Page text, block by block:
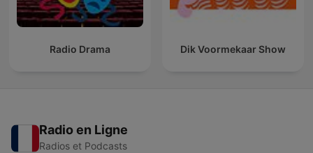
Radio Drama Dik Voormekaar Show
Radio en Ligne
Radios et Podcasts